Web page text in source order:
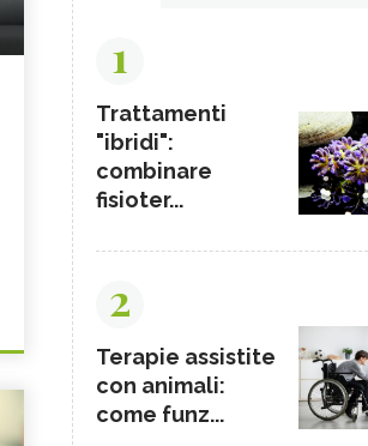
1
Trattamenti
"ibridi":
combinare
fisioter...
2
Terapie assistite
con animali:
come funz...